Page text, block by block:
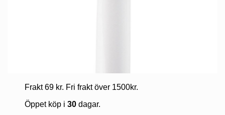
Frakt 69 kr. Fri frakt över 1500kr.
Öppet köp i 30dagar.